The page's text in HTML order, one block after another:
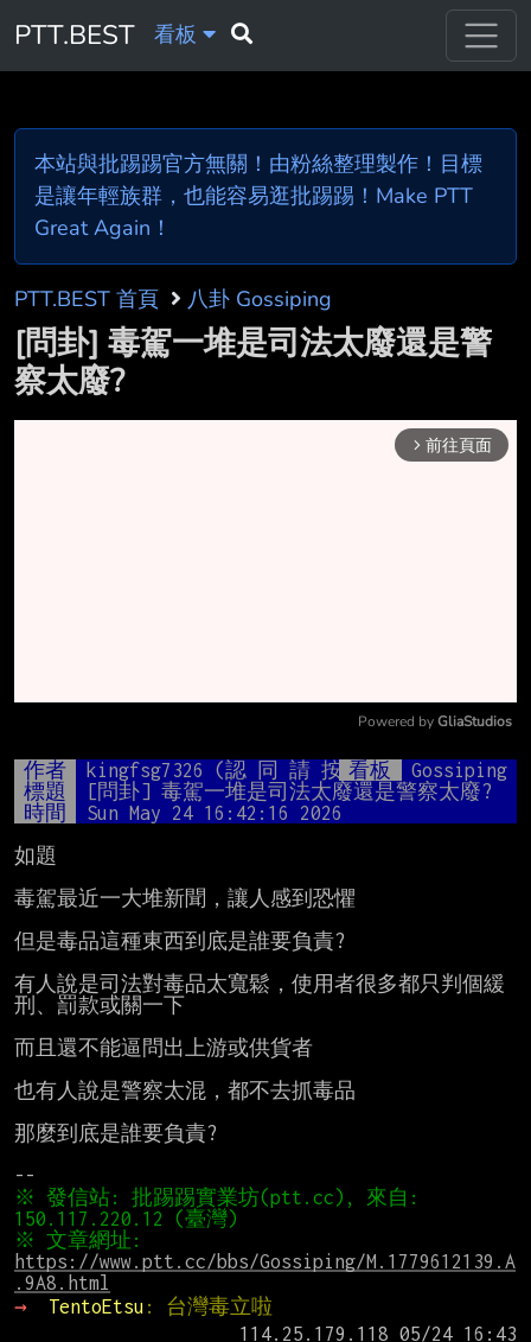
PTT.BEST 看板
本站與批踢踢官方無關！由粉絲整理製作！目標
是讓年輕族群，也能容易逛批踢踢！Make PTT
Great Again！
PTT.BEST 首頁 八卦 Gossiping
[問卦] 毒駕一堆是司法太廢還是警
察太廢?
arrow_forward_ios 前往頁面
Mute
Powered by GliaStudios
作者 kingfsg7326 (認 同 請 按 2 )
看板
Gossiping
標題
[問卦] 毒駕一堆是司法太廢還是警察太廢?
時間
Sun May 24 16:42:16 2026
如題
毒駕最近一大堆新聞，讓人感到恐懼
但是毒品這種東西到底是誰要負責?
有人說是司法對毒品太寬鬆，使用者很多都只判個緩
刑、罰款或關一下
而且還不能逼問出上游或供貨者
也有人說是警察太混，都不去抓毒品
那麼到底是誰要負責?
※ 發信站: 批踢踢實業坊(ptt.cc), 來自:
https://www.ptt.cc/bbs/Gossiping/M.1779612139.A
.9A8.html
→
TentoEtsu : 台灣毒立啦